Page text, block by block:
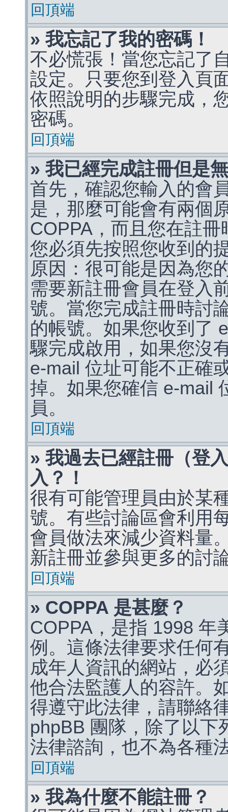
回頂端
» 我忘記了我的密碼！
不必慌張！當您忘記了
設定。只要您到登入頁
依照說明的步驟完成，
密碼。
回頂端
» 我已經完成註冊但是
首先，確認您輸入的會
是，那麼可能會有兩個
COPPA，而且您在註
您必須先按照您收到的
原因：很可能是因為您
需要新註冊會員在登入
號。當您完成註冊時討
的帳號。如果您收到了
驟完成啟用，如果您沒
e-mail 位址可能不正確
掉。如果您確信 e-mail
員。
回頂端
» 我過去已經註冊（登
入？！
很有可能管理員由於某
號。有些討論區會利用
會員做法來減少資料量
新註冊並參與更多的討
回頂端
» COPPA 是甚麼？
COPPA，是指 1998 年
例。這條法律要求任何
成年人資訊的網站，必
他合法監護人的容許。
得遵守此法律，請聯絡
phpBB 團隊，除了以下
法律諮詢，也不為各種
回頂端
» 我為什麼不能註冊？